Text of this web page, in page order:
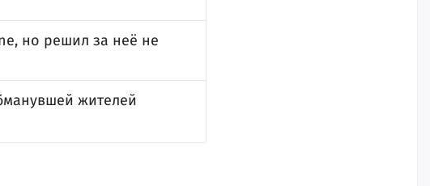
но решил за неё не
жителей